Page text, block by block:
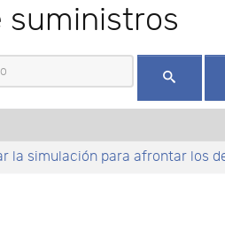
suministros
la simulación para afrontar los